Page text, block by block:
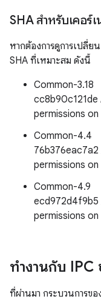
SHA สำหรับเคอร์
หากต้องการดูการเปลี่
SHA ที่เหมาะสม ดังนี้
Common-3.18
cc8b90c121de
permissions
Common-4.4
permissions
Common-4.9
ecd972d4f9b5
permissions
ทำงานกับ IPC
ที่ผ่านมา กระบวนการขอ